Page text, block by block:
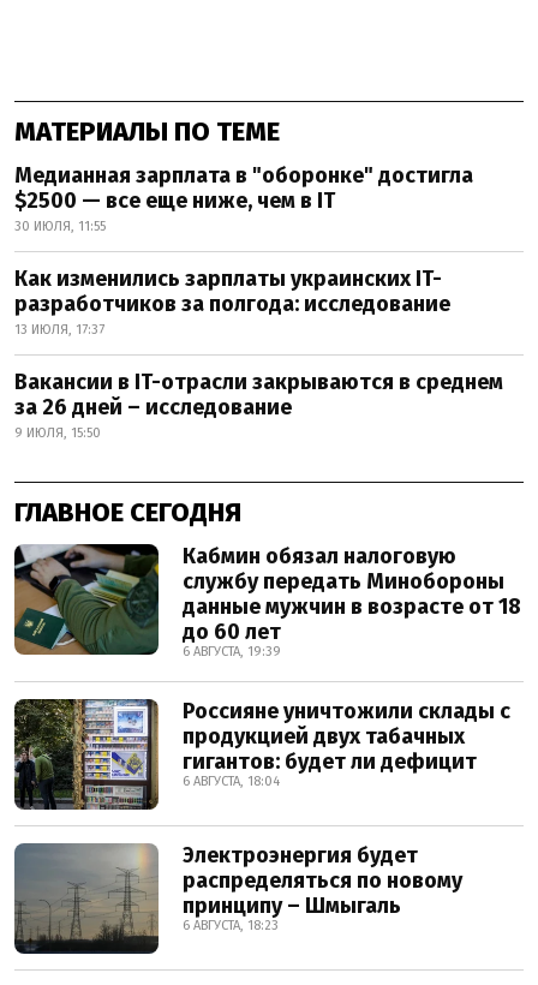
МАТЕРИАЛЫ ПО ТЕМЕ
Медианная зарплата в "оборонке" достигла
$2500 — все еще ниже, чем в IT
30 ИЮЛЯ, 11:55
Как изменились зарплаты украинских IT-
разработчиков за полгода: исследование
13 ИЮЛЯ, 17:37
Вакансии в IT-отрасли закрываются в среднем
за 26 дней – исследование
9 ИЮЛЯ, 15:50
ГЛАВНОЕ СЕГОДНЯ
Кабмин обязал налоговую
службу передать Минобороны
данные мужчин в возрасте от 18
до 60 лет
6 АВГУСТА, 19:39
Россияне уничтожили склады с
продукцией двух табачных
гигантов: будет ли дефицит
6 АВГУСТА, 18:04
Электроэнергия будет
распределяться по новому
принципу – Шмыгаль
6 АВГУСТА, 18:23